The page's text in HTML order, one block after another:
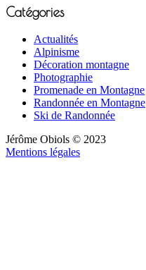
Catégories
Actualités
Alpinisme
Décoration montagne
Photographie
Promenade en Montagne
Randonnée en Montagne
Ski de Randonnée
Jérôme Obiols © 2023
Mentions légales